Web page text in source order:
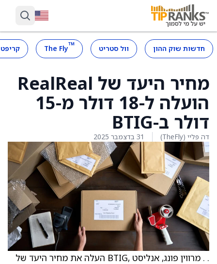
חדשות שוק ההון וול סטריט ™
The Fly
מחיר היעד של RealReal
הועלה ל-18 דולר מ-15
דולר ב-BTIG
דה פליי (TheFly) 31 בדצמבר 2025
. . מרווין פונג, אנליסט ,BTIG העלה את מחיר היעד של